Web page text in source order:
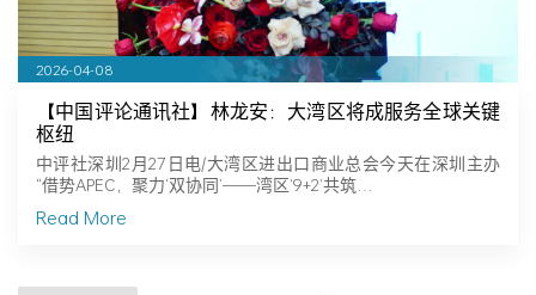
2026-04-08
【中国评论通讯社】林龙安：大湾区将成服务全球关键
枢纽
中评社深圳2月27日电/大湾区进出口商业总会今天在深圳主办
“借势APEC，聚力‘双协同’——湾区‘9+2’共筑…
Read More